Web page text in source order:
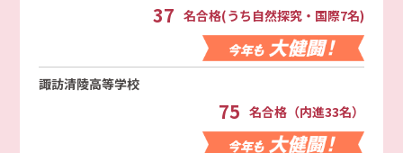
37 名合格(うち自然探究・国際7名)
諏訪清陵高等学校
75 名合格（内進33名）